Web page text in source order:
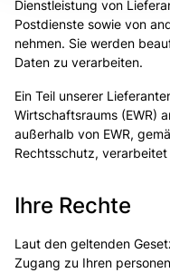
Dienstleistung von
Postdienste sowie von
nehmen. Sie werden
Daten zu verarbeiten.
Ein Teil unserer
Wirtschaftsraums (EWR)
außerhalb von EWR,
Rechtsschutz, verarbeitet
Ihre Rechte
Laut den geltenden
Zugang zu Ihren